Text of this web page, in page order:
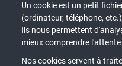
PUIS-JE
SÉCURISÉE
Un cookie est un petit
(ordinateur, téléphone,
Ils nous permettent
mieux comprendre
Nos cookies servent à